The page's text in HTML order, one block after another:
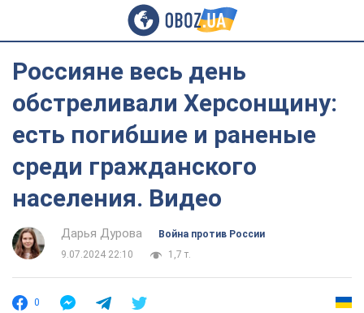
Россияне весь день
обстреливали Херсонщину:
есть погибшие и раненые
среди гражданского
населения. Видео
Дарья Дурова
Война против России
9.07.2024 22:10
1,7 т.
0